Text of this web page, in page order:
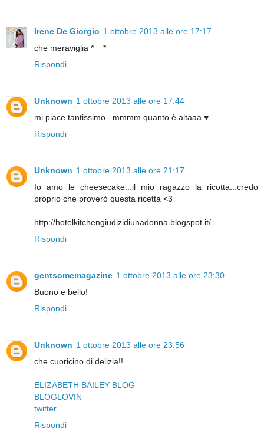
Irene De Giorgio 1 ottobre 2013 alle ore 17:17
che meraviglia *__*
Rispondi
Unknown 1 ottobre 2013 alle ore 17:44
mi piace tantissimo...mmmm quanto è altaaa ♥
Rispondi
Unknown 1 ottobre 2013 alle ore 21:17
Io amo le cheesecake...il mio ragazzo la ricotta...credo
proprio che proverò questa ricetta <3
http://hotelkitchengiudizidiunadonna.blogspot.it/
Rispondi
gentsomemagazine 1 ottobre 2013 alle ore 23:30
Buono e bello!
Rispondi
Unknown 1 ottobre 2013 alle ore 23:56
che cuoricino di delizia!!
ELIZABETH BAILEY BLOG
BLOGLOVIN
twitter
Rispondi